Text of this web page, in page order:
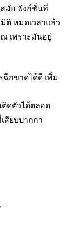
มัย ฟังก์ชั่นที่
ติ หมดเวลาแล้ว
เพราะมันอยู่
ฉีกขาดได้ดี เพิ่ม
ติดตัวได้ตลอด
สียบปากกา